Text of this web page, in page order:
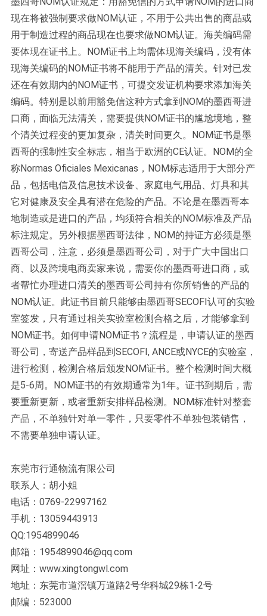
现在将被强制要求做NOM认证，不用于公共出售的商品或
用于制造过程的商品现在也要求做NOM认证。海关编码需
要体现在证书上。NOM证书上均需体现海关编码，没有体
现海关编码的NOM证书将不能用于产品的清关。针对已发
还在有效期内的NOM证书，可提交发证机构要求添加海关
编码。特别是以前用豁免信这种方式拿到NOM的墨西哥进
口商，面临无法清关，需要提供NOM证书的尴尬境地，整
个清关过程变的更加复杂，清关时间更久。NOM证书是墨
西哥的强制性安全标志，相当于欧洲的CE认证。NOM的全
称Normas Oficiales Mexicanas，NOM标志适用于大部分产
品，包括电信及信息技术设备、家庭电气用品、灯具和其
它对健康及安全具有潜在危险的产品。不论是在墨西哥本
地制造或是进口的产品，均须符合相关的NOM标准及产品
标注规定。另外根据墨西哥法律，NOM的持证方必须是墨
西哥公司，注意，必须是墨西哥公司，对于广大中国出口
商、以及跨境电商卖家来说，需要你的墨西哥进口商，或
者帮忙办理进口清关的墨西哥公司持有你所销售的产品的
NOM认证。此证书目前只能够由墨西哥SECOFI认可的实验
室签发，只有通过相关实验室检测合格之后，才能够拿到
NOM证书。如何申请NOM证书？流程是，申请认证的墨西
哥公司，寄送产品样品到SECOFI, ANCE或NYCE的实验室，
进行检测，检测合格后颁发NOM证书。整个检测时间大概
是5-6周。NOM证书的有效期通常为1年。证书到期后，需
要重新更新，或者重新安排样品检测。NOM标准针对整套
产品，不单独针对单一零件，只要零件不单独包装销售，
不需要单独申请认证。
东莞市行通物流有限公司
联系人：胡小姐
电话：0769-22997162
手机：13059443913
QQ:1954899046
邮箱：1954899046@qq.com
网址：www.xingtongwl.com
地址：东莞市道滘镇万道路2号华科城29栋1-2号
邮编：523000